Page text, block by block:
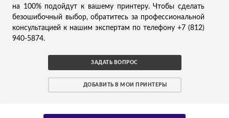
на 100% подойдут к вашему принтеру. Чтобы сделать
безошибочный выбор, обратитесь за профессиональной
консультацией к нашим экспертам по телефону +7 (812)
940-5874.
ЗАДАТЬ ВОПРОС
ДОБАВИТЬ В МОИ ПРИНТЕРЫ